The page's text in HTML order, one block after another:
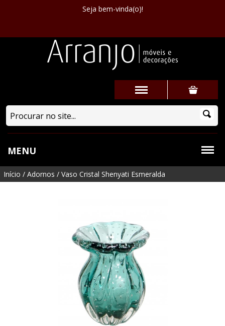
Seja bem-vinda(o)!
MENU
Início / Adornos / Vaso Cristal Shenyati Esmeralda